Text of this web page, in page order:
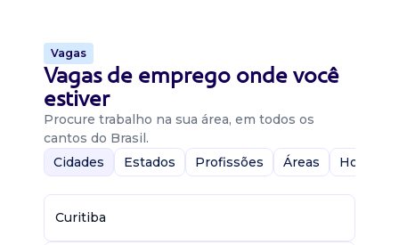
Vagas
Vagas de emprego onde você
estiver
Procure trabalho na sua área, em todos os
cantos do Brasil.
Cidades
Estados Profissões Áreas Home-
Curitiba